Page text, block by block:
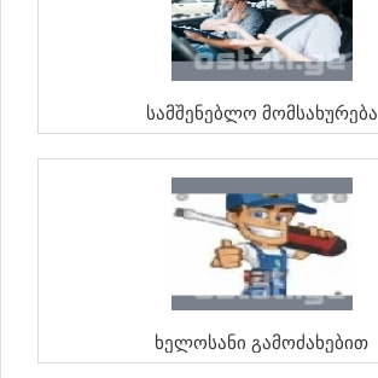
Სამშენებლო Მომსახურება
Ხელოსანი Გამოძახებით